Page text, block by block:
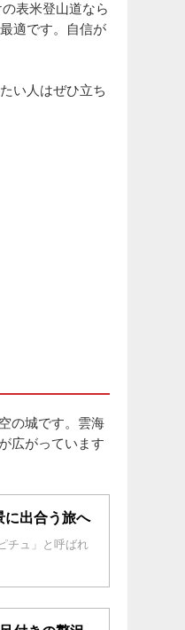
表米登山道なら
適です。自信が
い人はぜひ立ち
の城です。雲海
広がっています
に出合う旅へ
チュ」と呼ばれ